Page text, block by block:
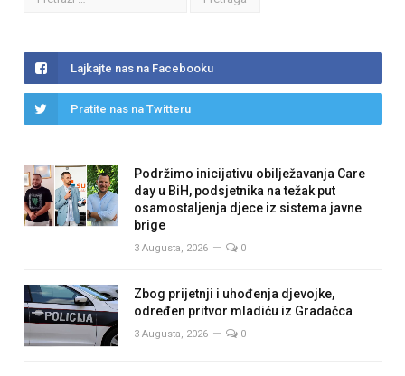
Lajkajte nas na Facebooku
Pratite nas na Twitteru
Podržimo inicijativu obilježavanja Care
day u BiH, podsjetnika na težak put
osamostaljenja djece iz sistema javne
brige
3 Augusta, 2026 0
Zbog prijetnji i uhođenja djevojke,
određen pritvor mladiću iz Gradačca
3 Augusta, 2026 0